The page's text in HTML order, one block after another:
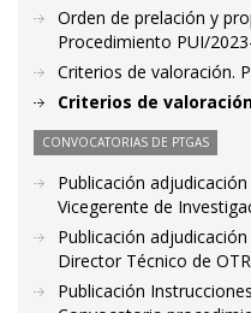
Orden de prelación y
Procedimiento PUI/
Criterios de valoración.
Criterios de
CONVOCATORIAS DE PTGAS
Publicación
Vicegerente de
Publicación
Director Técnico de
Publicación